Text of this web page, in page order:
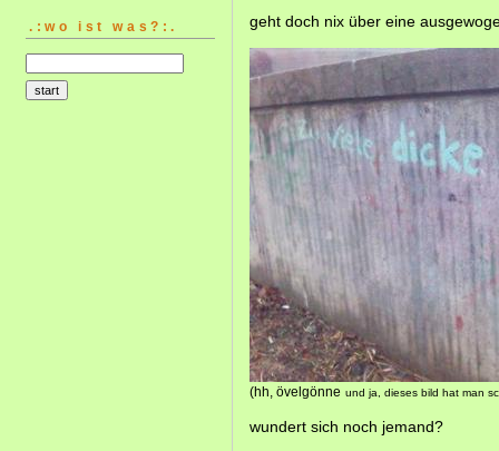
.:wo ist was?:.
geht doch nix über eine
(hh, övelgönne und ja, dieses bild hat man
wundert sich noch jemand?